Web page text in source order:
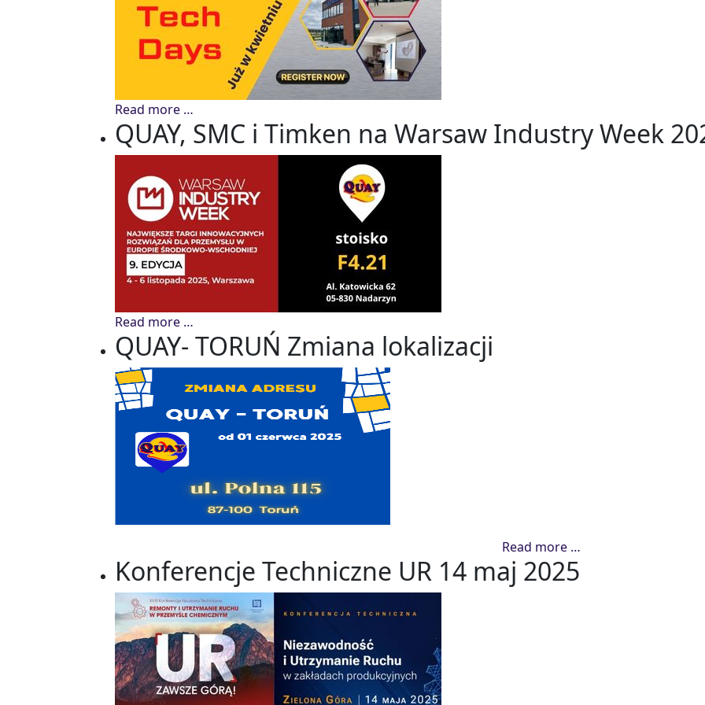
Read more …
QUAY, SMC i Timken na Warsaw Industry Week
Read more …
QUAY- TORUŃ Zmiana lokalizacji
Read more …
Konferencje Techniczne UR 14 maj 2025